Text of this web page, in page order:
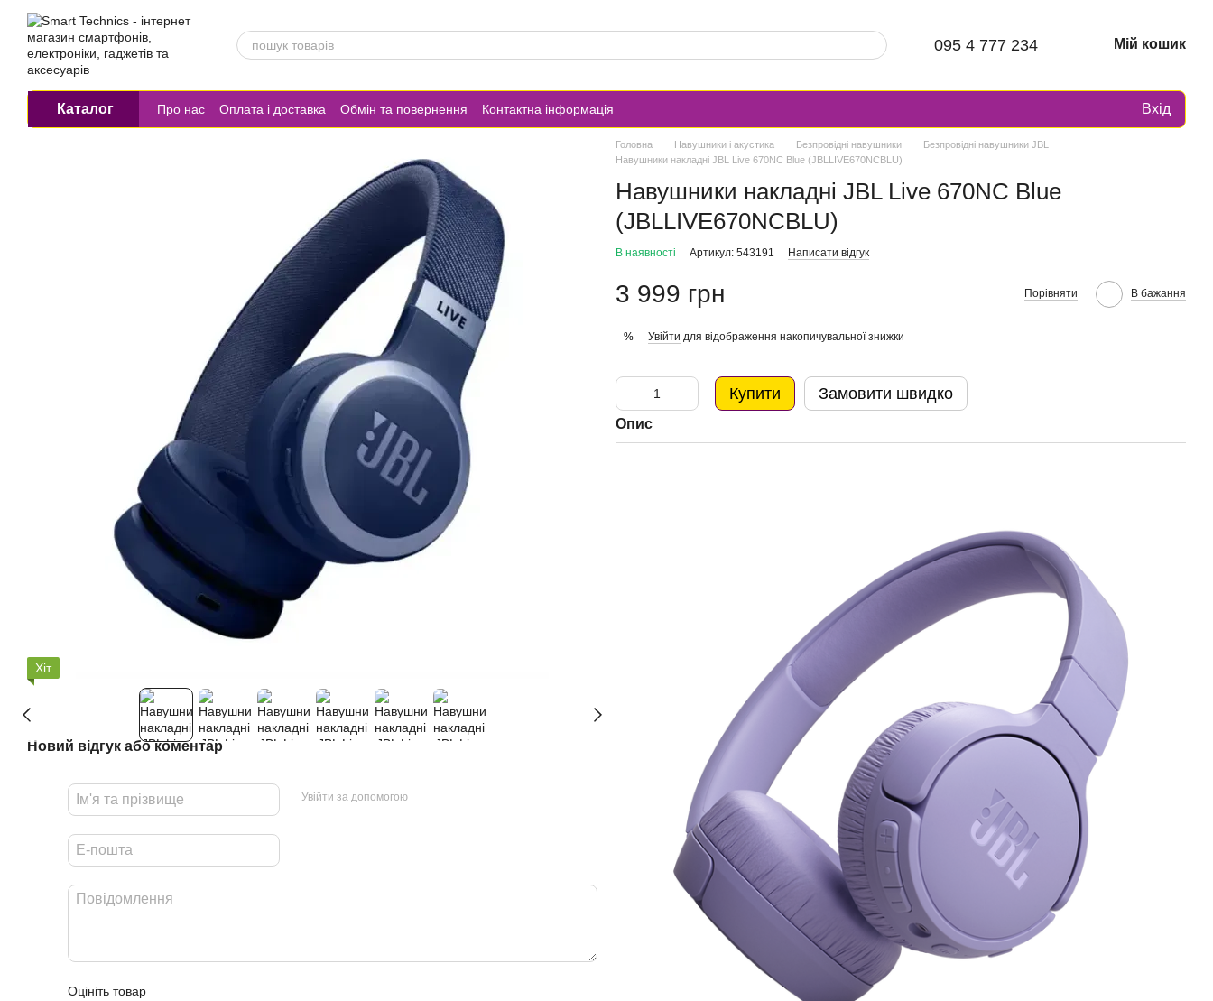
Перейти до основного контенту
095 4 777 234 Мій кошик
Каталог Про нас Оплата і доставка Обмін та повернення Контактна інформація Вхід
Хіт
Новий відгук або коментар
Увійти за допомогою
Оцініть товар
Головна Навушники і акустика Безпровідні навушники
Безпровідні навушники JBL
Навушники накладні JBL Live 670NC Blue (JBLLIVE670NCBLU)
Навушники накладні JBL Live 670NC Blue
(JBLLIVE670NCBLU)
В наявності Артикул: 543191 Написати відгук
3 999 грн Порівняти В бажання
% Увійти для відображення накопичувальної знижки
Купити Замовити швидко
Опис